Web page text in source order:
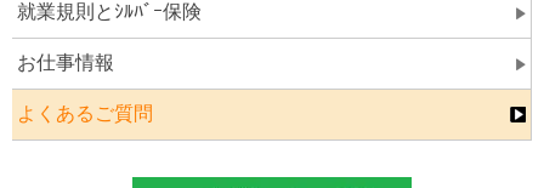
就業規則とｼﾙﾊﾞｰ保険
お仕事情報
よくあるご質問